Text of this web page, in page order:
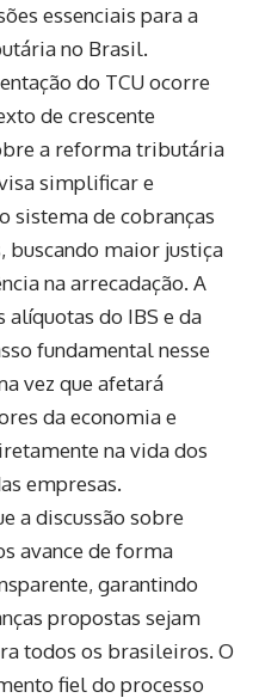
essenciais para a
no Brasil.
do TCU ocorre
de crescente
a reforma tributária
simplificar e
sistema de cobranças
buscando maior justiça
na arrecadação. A
alíquotas do IBS e da
fundamental nesse
vez que afetará
da economia e
na vida dos
empresas.
a discussão sobre
avance de forma
garantindo
propostas sejam
todos os brasileiros. O
fiel do processo